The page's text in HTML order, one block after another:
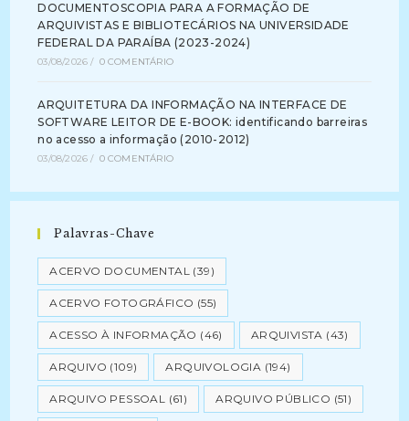
DOCUMENTOSCOPIA PARA A FORMAÇÃO DE
ARQUIVISTAS E BIBLIOTECÁRIOS NA UNIVERSIDADE
FEDERAL DA PARAÍBA (2023-2024)
03/08/2026 / 0 COMENTÁRIO
ARQUITETURA DA INFORMAÇÃO NA INTERFACE DE
SOFTWARE LEITOR DE E-BOOK: identificando barreiras
no acesso a informação (2010-2012)
03/08/2026 / 0 COMENTÁRIO
Palavras-Chave
ACERVO DOCUMENTAL (39)
ACERVO FOTOGRÁFICO (55)
ACESSO À INFORMAÇÃO (46) ARQUIVISTA (43)
ARQUIVO (109) ARQUIVOLOGIA (194)
ARQUIVO PESSOAL (61) ARQUIVO PÚBLICO (51)